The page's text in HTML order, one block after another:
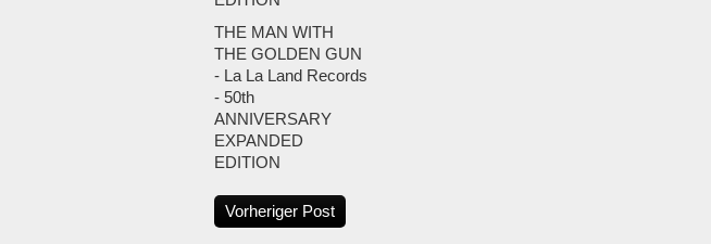
THE MAN WITH
THE GOLDEN GUN
- La La Land Records
- 50th
ANNIVERSARY
EXPANDED
EDITION
Vorheriger Post